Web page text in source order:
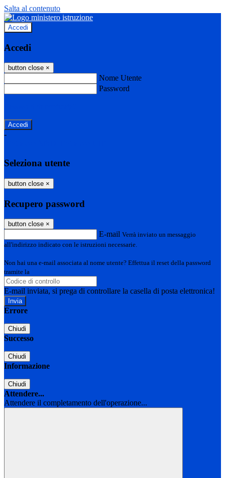
Salta al contenuto
Accedi
Accedi
button close ×
Nome Utente
Password
-
Seleziona utente
button close ×
Recupero password
button close ×
E-mail Verrà inviato un messaggio
all'indirizzo indicato con le istruzioni necessarie.
Non hai una e-mail associata al nome utente? Effettua il reset della password
tramite la
E-mail inviata, si prega di controllare la casella di posta elettronica!
Errore
Chiudi
Successo
Chiudi
Informazione
Chiudi
Attendere...
Attendere il completamento dell'operazione...